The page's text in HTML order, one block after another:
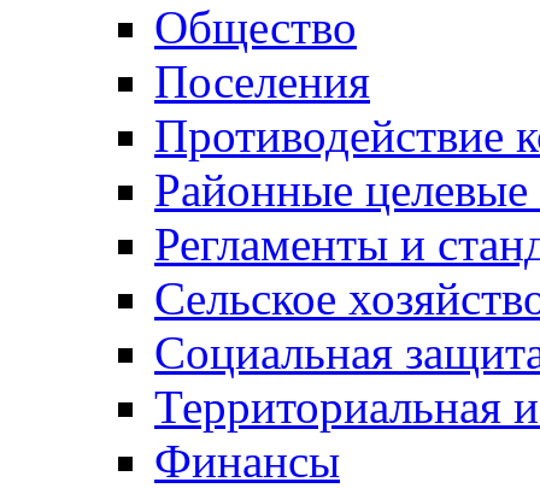
Общество
Поселения
Противодействие
Районные
Регламенты и
Сельское
Социальная
Территориальная
Финансы